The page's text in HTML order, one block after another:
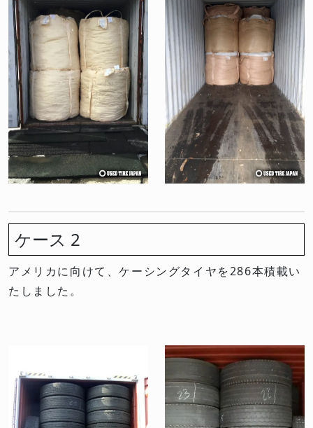
ケース 2
アメリカに向けて、ケーシングタイヤを286本積載い
たしました。